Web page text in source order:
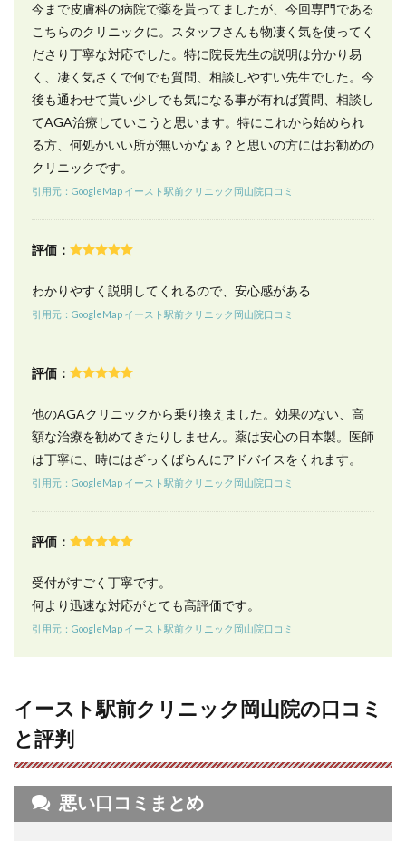
ライ
アル
プラ
ン）
7.2
セッ
トで
な
AGA
プラ
7.3
AGA
薬一
覧
スト
クリ
ニッ
ク岡
山院
療を
れ
来院
によ
る診
療
8.2
ン
（電
話）
診療
9
イー
スト
今まで皮膚科の病院で薬を貰ってましたが、今回専門である
こちらのクリニックに。スタッフさんも物凄く気を使ってく
ださり丁寧な対応でした。特に院長先生の説明は分かり易
く、凄く気さくで何でも質問、相談しやすい先生でした。今
後も通わせて貰い少しでも気になる事が有れば質問、相談し
てAGA治療していこうと思います。特にこれから始められ
る方、何処かいい所が無いかなぁ？と思いの方にはお勧めの
クリニックです。
引用元：GoogleMap イースト駅前クリニック岡山院口コミ
評価：
わかりやすく説明してくれるので、安心感がある
引用元：GoogleMap イースト駅前クリニック岡山院口コミ
評価：
他のAGAクリニックから乗り換えました。効果のない、高
額な治療を勧めてきたりしません。薬は安心の日本製。医師
は丁寧に、時にはざっくばらんにアドバイスをくれます。
引用元：GoogleMap イースト駅前クリニック岡山院口コミ
評価：
受付がすごく丁寧です。
何より迅速な対応がとても高評価です。
引用元：GoogleMap イースト駅前クリニック岡山院口コミ
イースト駅前クリニック岡山院の口コミ
と評判
悪い口コミまとめ